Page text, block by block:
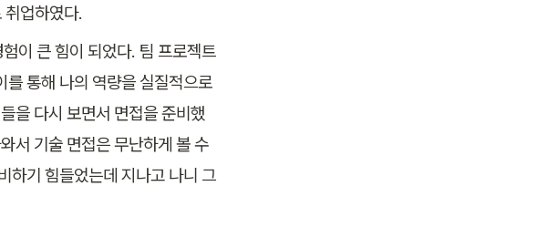
업하였다.
이 큰 힘이 되었다. 팀 프로젝트
통해 나의 역량을 실질적으로
을 다시 보면서 면접을 준비했
서 기술 면접은 무난하게 볼 수
하기 힘들었는데 지나고 나니 그